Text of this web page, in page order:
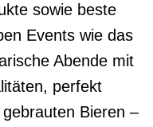
sowie beste
Events wie das
Abende mit
perfekt
Bieren –